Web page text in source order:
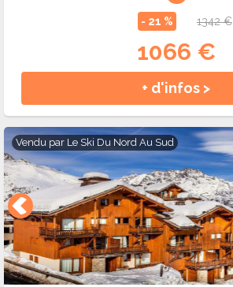
- 21 % 1342 €
1066 €
+ d'infos >
Vendu par Le Ski Du Nord Au Sud